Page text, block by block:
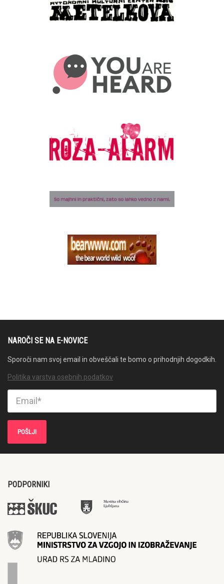
NAROČI SE NA E-NOVICE
Sporoči nam svoj email in obveščali te bomo o prihodnjih dogodkih.
Politika varstva osebnih podatkov
PODPORNIKI